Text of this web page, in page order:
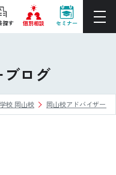
探す 個別相談 セミナー
宅会社をご提案
相談
くりをレクチャー
をみる
ログ
校 岡山校 岡山校アドバイザーブ